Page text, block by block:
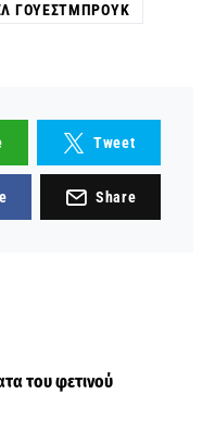
ΓΟΥΈΣΤΜΠΡΟΥΚ
Tweet
Share
του φετινού